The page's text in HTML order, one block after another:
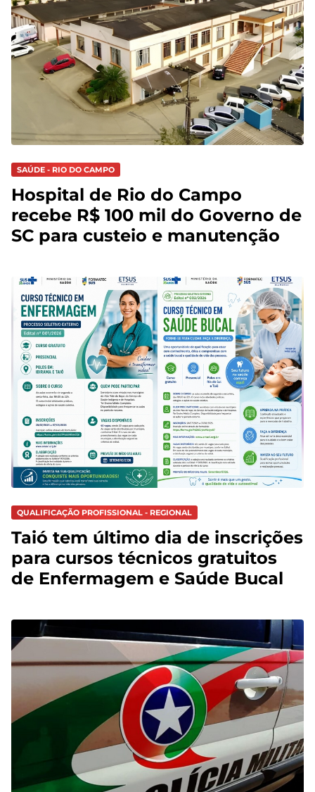
SAÚDE - RIO DO CAMPO
Hospital de Rio do Campo
recebe R$ 100 mil do Governo de
SC para custeio e manutenção
QUALIFICAÇÃO PROFISSIONAL - REGIONAL
Taió tem último dia de inscrições
para cursos técnicos gratuitos
de Enfermagem e Saúde Bucal